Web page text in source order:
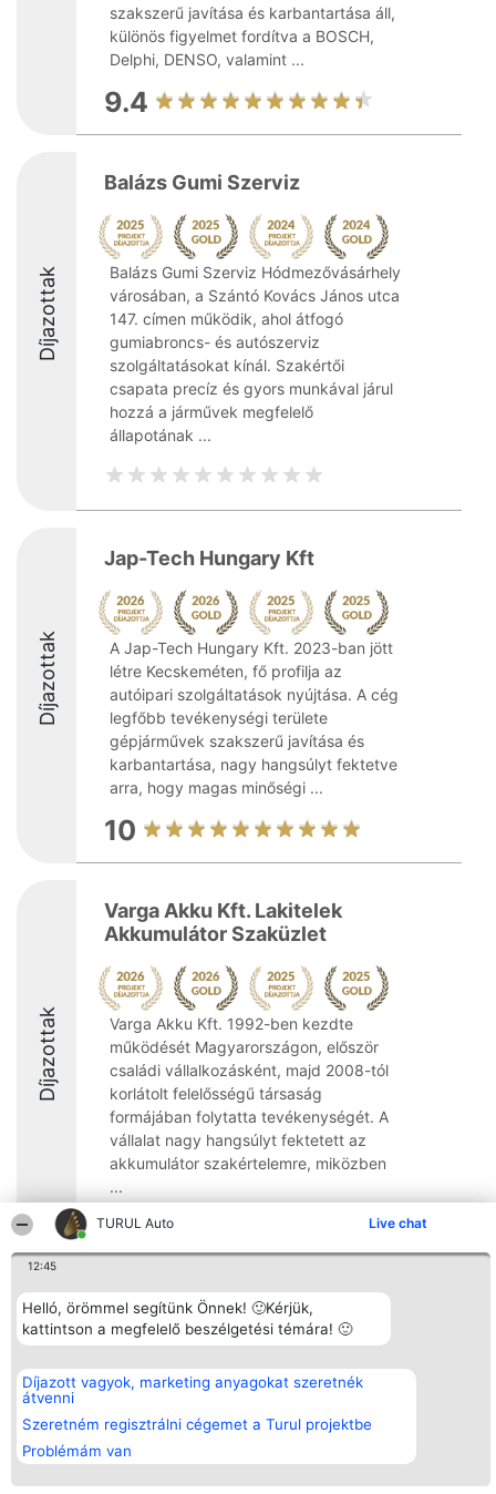
TURUL Auto Live chat
12:45
Helló, örömmel segítünk Önnek! 🙂Kérjük,
kattintson a megfelelő beszélgetési témára! 🙂
Díjazott vagyok, marketing anyagokat szeretnék
átvenni
Szeretném regisztrálni cégemet a Turul projektbe
Problémám van
szakszerű javítása és karbantartása áll,
különös figyelmet fordítva a BOSCH,
Delphi, DENSO, valamint ...
9.4
Díjazottak
Balázs Gumi Szerviz
Balázs Gumi Szerviz Hódmezővásárhely
városában, a Szántó Kovács János utca
147. címen működik, ahol átfogó
gumiabroncs- és autószerviz
szolgáltatásokat kínál. Szakértői
csapata precíz és gyors munkával járul
hozzá a járművek megfelelő
állapotának ...
Díjazottak
Jap-Tech Hungary Kft
A Jap-Tech Hungary Kft. 2023-ban jött
létre Kecskeméten, fő profilja az
autóipari szolgáltatások nyújtása. A cég
legfőbb tevékenységi területe
gépjárművek szakszerű javítása és
karbantartása, nagy hangsúlyt fektetve
arra, hogy magas minőségi ...
10
Díjazottak
Varga Akku Kft. Lakitelek
Akkumulátor Szaküzlet
Varga Akku Kft. 1992-ben kezdte
működését Magyarországon, először
családi vállalkozásként, majd 2008-tól
korlátolt felelősségű társaság
formájában folytatta tevékenységét. A
vállalat nagy hangsúlyt fektetett az
akkumulátor szakértelemre, miközben
...
9.7
Rangsorszervező
SC Beautiful Company S.R.L.
Bulevardul Aleea Timișul De
4, Ap. 13
Bukarest 53-238
Adószám 36737675
tel: +363 033 425 71
Népszavazás
Nyertesek
Az összes
listája
Szabályok
Polityka
Elérhetőség